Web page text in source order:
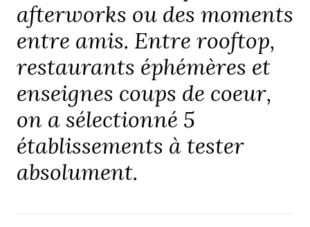
afterworks ou des moments
entre amis. Entre rooftop,
restaurants éphémères et
enseignes coups de coeur,
on a sélectionné 5
établissements à tester
absolument.